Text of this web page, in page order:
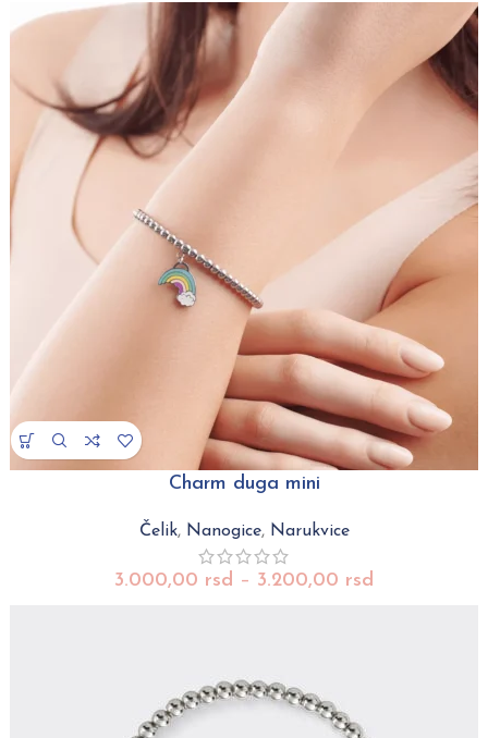
Charm duga mini
Čelik, Nanogice, Narukvice
3.000,00 rsd – 3.200,00 rsd